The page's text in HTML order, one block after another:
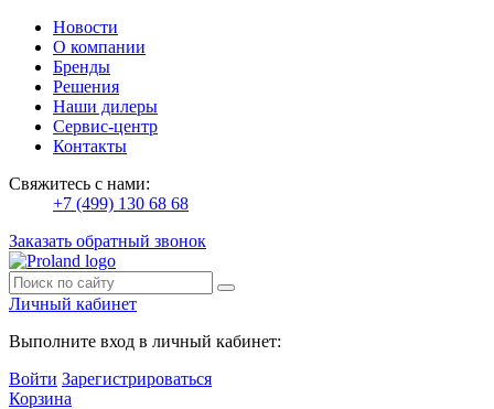
Новости
О компании
Бренды
Решения
Наши дилеры
Сервис-центр
Контакты
Свяжитесь с нами:
+7 (499) 130 68 68
Заказать обратный звонок
Личный кабинет
Выполните вход в личный кабинет:
Войти Зарегистрироваться
Корзина